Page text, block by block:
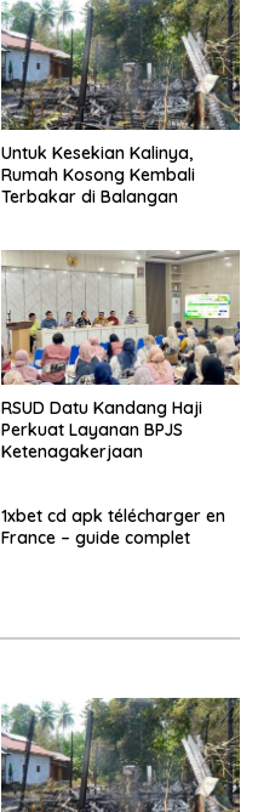
Untuk Kesekian Kalinya,
Rumah Kosong Kembali
Terbakar di Balangan
RSUD Datu Kandang Haji
Perkuat Layanan BPJS
Ketenagakerjaan
1xbet cd apk télécharger en
France – guide complet